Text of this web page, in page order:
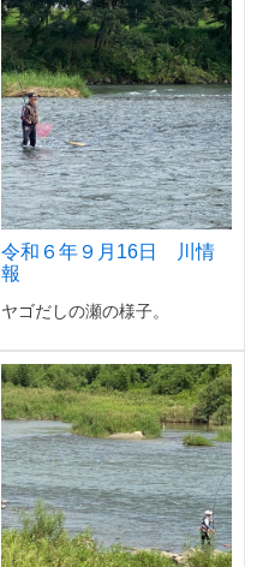
令和６年９月16日 川情
報
ヤゴだしの瀬の様子。